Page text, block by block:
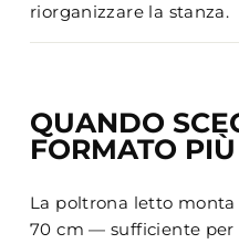
riorganizzare la stanza.
QUANDO
FORMATO
La poltrona letto monta
70 cm — sufficiente per